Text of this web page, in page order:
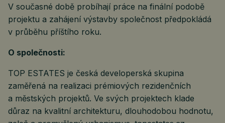
V současné době probíhají práce na finální podobě
projektu a zahájení výstavby společnost předpokládá
v průběhu příštího roku.
O společnosti:
TOP ESTATES je česká developerská skupina
zaměřená na realizaci prémiových rezidenčních
a městských projektů. Ve svých projektech klade
důraz na kvalitní architekturu, dlouhodobou hodnotu,